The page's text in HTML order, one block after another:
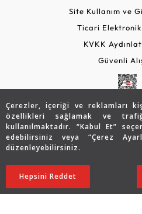
Çerezler, içeriği ve reklamları
özellikleri sağlamak ve
kullanılmaktadır. “Kabul Et”
edebilirsiniz veya “Çerez
düzenleyebilirsiniz.
Hepsini Reddet
78.736 TL
55.141 TL
Site Kullanım ve
Ticari Elektronik
KVKK
Güvenli
Copyright © 2026 Assos